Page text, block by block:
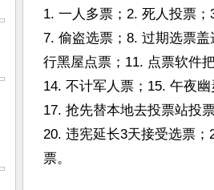
1. 一人多票；2. 死人投票
7. 偷盗选票；8. 过期选票
行黑屋点票；11. 点票软件
14. 不计军人票；15. 午夜
17. 抢先替本地去投票站投
20. 违宪延长3天接受选票
票。